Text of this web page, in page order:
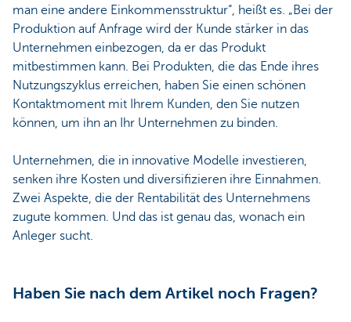
man eine andere Einkommensstruktur“, heißt es. „Bei der
Produktion auf Anfrage wird der Kunde stärker in das
Unternehmen einbezogen, da er das Produkt
mitbestimmen kann. Bei Produkten, die das Ende ihres
Nutzungszyklus erreichen, haben Sie einen schönen
Kontaktmoment mit Ihrem Kunden, den Sie nutzen
können, um ihn an Ihr Unternehmen zu binden.
Unternehmen, die in innovative Modelle investieren,
senken ihre Kosten und diversifizieren ihre Einnahmen.
Zwei Aspekte, die der Rentabilität des Unternehmens
zugute kommen. Und das ist genau das, wonach ein
Anleger sucht.
Haben Sie nach dem Artikel noch Fragen?